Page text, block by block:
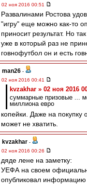
02 ноя 2016 00:51
Развалинами Ростова
"игру" еще можно как-то
приносит результат. Но
уже в который раз не
говнофутбол он и есть
man26 -
02 ноя 2016 00:41
kvzakhar » 02 ноя 2016
суммарные призовые ...
миллиона евро
копейки. Даже на покупку
может не хватить.
kvzakhar -
02 ноя 2016 00:26
дяде лене на заметку:
УЕФА на своем
опубликовал информацию